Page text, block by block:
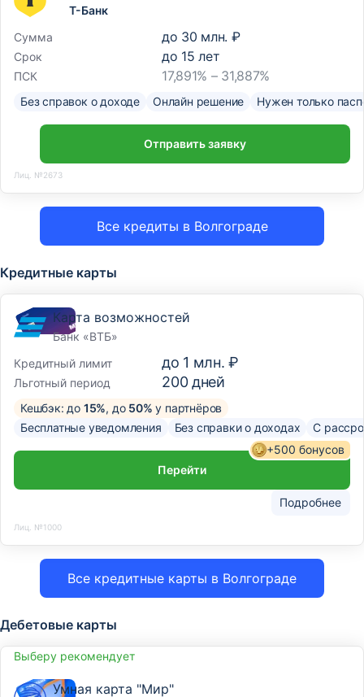
Все кредиты в Волгограде
Т-Банк
Сумма
до 30 млн. ₽
Срок до 15 лет
ПСК 17,891% – 31,887%
Без справок о доходе Онлайн решение Нужен только
Отправить заявку
Лиц. №2673
Кредитные карты
Все кредитные карты в Волгограде
Карта возможностей
Банк «ВТБ»
Кредитный лимит
до 1 млн. ₽
Льготный период 200дней
Кешбэк: до 15%, до 50% у партнёров
Бесплатные уведомления
Без справки о доходах С
Подробнее
+500 бонусов
Перейти
Лиц. №1000
Дебетовые карты
Выберу рекомендует
Умная карта "Мир"